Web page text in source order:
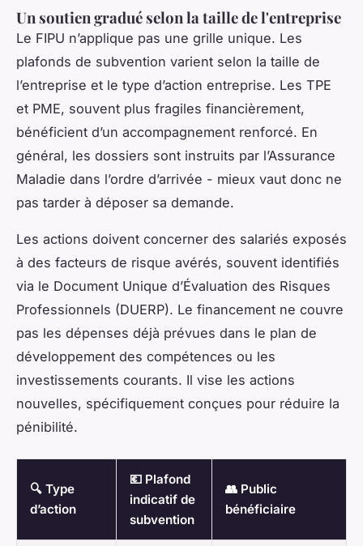
Un soutien gradué selon la taille de l'entreprise
Le FIPU n’applique pas une grille unique. Les
plafonds de subvention varient selon la taille de
l’entreprise et le type d’action entreprise. Les TPE
et PME, souvent plus fragiles financièrement,
bénéficient d’un accompagnement renforcé. En
général, les dossiers sont instruits par l’Assurance
Maladie dans l’ordre d’arrivée - mieux vaut donc ne
pas tarder à déposer sa demande.
Les actions doivent concerner des salariés exposés
à des facteurs de risque avérés, souvent identifiés
via le Document Unique d’Évaluation des Risques
Professionnels (DUERP). Le financement ne couvre
pas les dépenses déjà prévues dans le plan de
développement des compétences ou les
investissements courants. Il vise les actions
nouvelles, spécifiquement conçues pour réduire la
pénibilité.
🔍 Type
d’action
💶 Plafond
indicatif de
subvention
👥 Public
bénéficiaire